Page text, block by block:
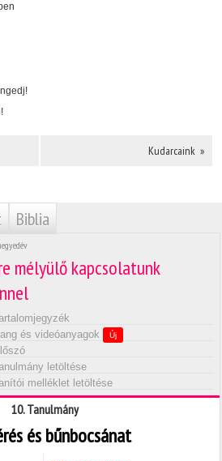
Kudarcaink »
Biblia
mélyülő kapcsolatunk
és videóanyagok
Új
letöltése
melléklet letöltése
10. Tanulmány
és bűnbocsánat